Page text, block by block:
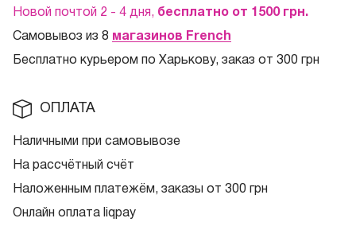
Новой почтой 2 - 4 дня, бесплатно от 1500 грн.
Самовывоз из 8 магазинов French
Бесплатно курьером по Харькову, заказ от 300 грн
ОПЛАТА
Наличными при самовывозе
На рассчётный счёт
Наложенным платежём, заказы от 300 грн
Онлайн оплата liqpay